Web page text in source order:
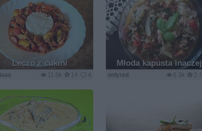
Leczo z cukini
11.5k 14 4
Młoda kapusta inaczej
6.3k 2
onlyred